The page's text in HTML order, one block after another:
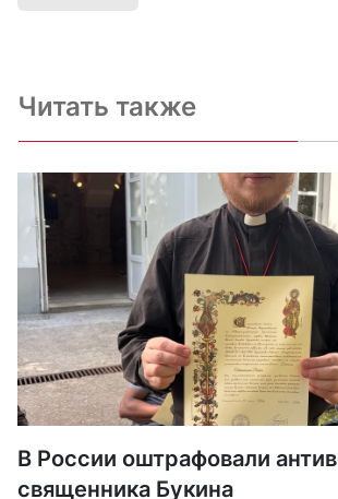
Читать также
В России оштрафовали
священника Букина